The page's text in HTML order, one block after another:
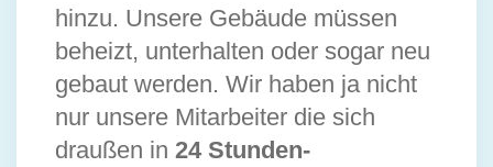
hinzu. Unsere Gebäude müssen
beheizt, unterhalten oder sogar neu
gebaut werden. Wir haben ja nicht
nur unsere Mitarbeiter die sich
draußen in 24 Stunden-